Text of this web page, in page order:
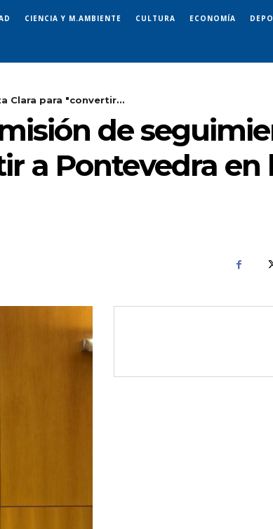
CIENCIA Y M.AMBIENTE CULTURA ECONOMÍA
Clara para "convertir...
de
a Pontevedra en